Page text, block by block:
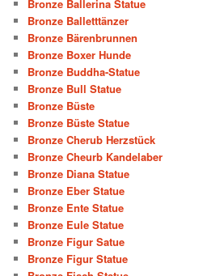
Bronze Ballerina Statue
Bronze Balletttänzer
Bronze Bärenbrunnen
Bronze Boxer Hunde
Bronze Buddha-Statue
Bronze Bull Statue
Bronze Büste
Bronze Büste Statue
Bronze Cherub Herzstück
Bronze Cheurb Kandelaber
Bronze Diana Statue
Bronze Eber Statue
Bronze Ente Statue
Bronze Eule Statue
Bronze Figur Satue
Bronze Figur Statue